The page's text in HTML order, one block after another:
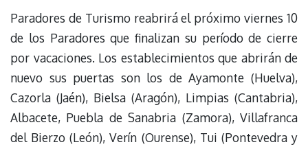
Paradores de Turismo reabrirá el próximo viernes 10
de los Paradores que finalizan su período de cierre
por vacaciones. Los establecimientos que abrirán de
nuevo sus puertas son los de Ayamonte (Huelva),
Cazorla (Jaén), Bielsa (Aragón), Limpias (Cantabria),
Albacete, Puebla de Sanabria (Zamora), Villafranca
del Bierzo (León), Verín (Ourense), Tui (Pontevedra y